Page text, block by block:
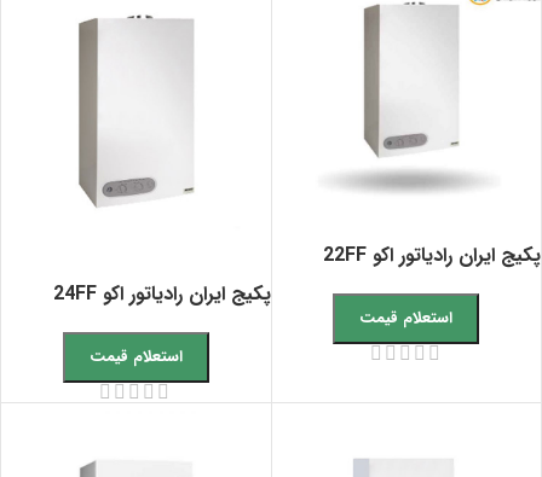
پکیج ایران رادیاتور اکو 22FF
استعلام قیمت
پکیج ایران رادیاتور اکو 24FF
استعلام قیمت